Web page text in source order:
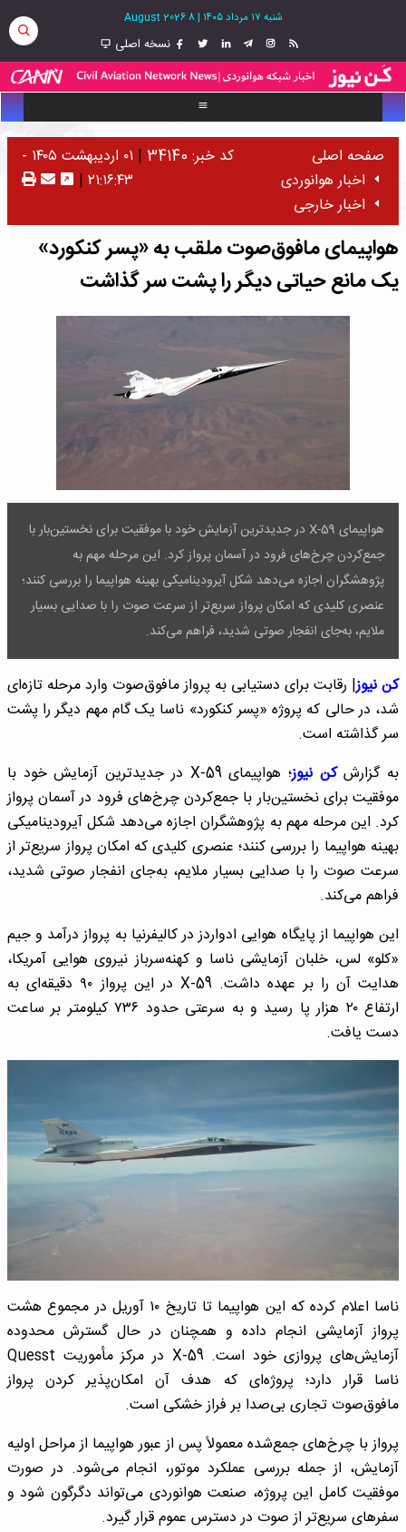
شنبه ۱۷ مرداد ۱۴۰۵ |
8 August 2026
نسخه اصلی
صفحه اصلی
اخبار هوانوردی
اخبار خارجی
کد خبر: 34140 |
۰۱ اردیبهشت ۱۴۰۵ -
۲۱:۱۶:۴۳ |
هواپیمای مافوق‌صوت ملقب به «پسر کنکورد»
یک مانع حیاتی دیگر را پشت سر گذاشت
هواپیمای X-59 در جدیدترین آزمایش خود با موفقیت برای نخستین‌بار با
جمع‌کردن چرخ‌های فرود در آسمان پرواز کرد. این مرحله مهم به
پژوهشگران اجازه می‌دهد شکل آیرودینامیکی بهینه هواپیما را بررسی کنند؛
عنصری کلیدی که امکان پرواز سریع‌تر از سرعت صوت را با صدایی بسیار
ملایم، به‌جای انفجار صوتی شدید، فراهم می‌کند.
کن نیوز| رقابت برای دستیابی به پرواز مافوق‌صوت وارد مرحله تازه‌ای
شد، در حالی که پروژه «پسر کنکورد» ناسا یک گام مهم دیگر را پشت
سر گذاشته است.
به گزارشکن نیوز
؛ هواپیمای X-59 در جدیدترین آزمایش خود با
موفقیت برای نخستین‌بار با جمع‌کردن چرخ‌های فرود در آسمان پرواز
کرد. این مرحله مهم به پژوهشگران اجازه می‌دهد شکل آیرودینامیکی
بهینه هواپیما را بررسی کنند؛ عنصری کلیدی که امکان پرواز سریع‌تر از
سرعت صوت را با صدایی بسیار ملایم، به‌جای انفجار صوتی شدید،
فراهم می‌کند.
این هواپیما از پایگاه هوایی ادواردز در کالیفرنیا به پرواز درآمد و جیم
«کلو» لس، خلبان آزمایشی ناسا و کهنه‌سرباز نیروی هوایی آمریکا،
هدایت آن را بر عهده داشت. X-59 در این پرواز ۹۰ دقیقه‌ای به
ارتفاع ۲۰ هزار پا رسید و به سرعتی حدود ۷۳۶ کیلومتر بر ساعت
دست یافت.
ناسا اعلام کرده که این هواپیما تا تاریخ ۱۰ آوریل در مجموع هشت
پرواز آزمایشی انجام داده و همچنان در حال گسترش محدوده
آزمایش‌های پروازی خود است. X-59 در مرکز مأموریت Quesst
ناسا قرار دارد؛ پروژه‌ای که هدف آن امکان‌پذیر کردن پرواز
مافوق‌صوت تجاری بی‌صدا بر فراز خشکی است.
پرواز با چرخ‌های جمع‌شده معمولاً پس از عبور هواپیما از مراحل اولیه
آزمایش، از جمله بررسی عملکرد موتور، انجام می‌شود. در صورت
موفقیت کامل این پروژه، صنعت هوانوردی می‌تواند دگرگون شود و
سفرهای سریع‌تر از صوت در دسترس عموم قرار گیرد.